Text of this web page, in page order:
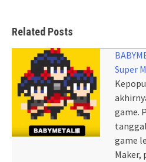
Related Posts
Super
game.
game
Maker,